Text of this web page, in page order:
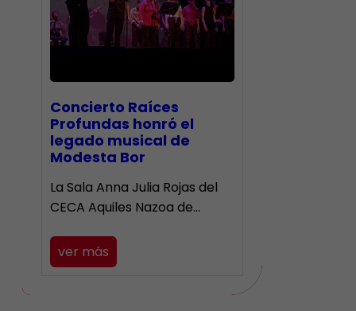
​Concierto Raíces
Profundas honró el
legado musical de
Modesta Bor
La Sala Anna Julia Rojas del
CECA Aquiles Nazoa de…
ver más